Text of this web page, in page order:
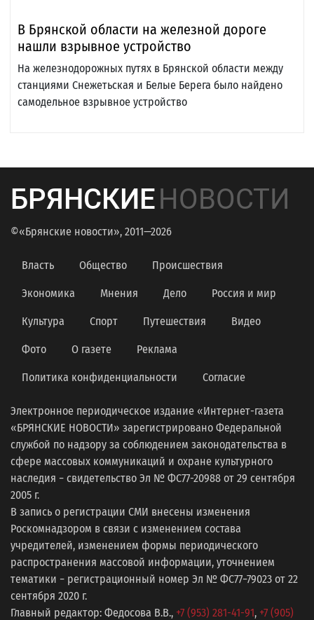
В Брянской области на железной дороге
нашли взрывное устройство
На железнодорожных путях в Брянской области между
станциями Снежетьская и Белые Берега было найдено
самодельное взрывное устройство
БРЯНСКИЕНОВОСТИ
©«Брянские новости», 2011—2026
Власть Общество Происшествия
Экономика Мнения Дело Россия и мир
Культура Спорт Путешествия Видео
Фото О газете Реклама
Политика конфиденциальности Согласие
Электронное периодическое издание «Интернет-газета
«БРЯНСКИЕ НОВОСТИ» зарегистрировано Федеральной
службой по надзору за соблюдением законодательства в
сфере массовых коммуникаций и охране культурного
наследия − свидетельство Эл № ФС77-20988 от 29 сентября
2005 г.
В запись о регистрации СМИ внесены изменения
Роскомнадзором в связи с изменением состава
учредителей, изменением формы периодического
распространения массовой информации, уточнением
тематики − регистрационный номер Эл № ФС77−79023 от 22
сентября 2020 г.
Главный редактор: Федосова В.В., +7 (953) 281-41-91, +7 (905)